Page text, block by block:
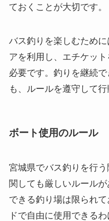
ておくことが大切です。
バス釣りを楽しむため
アを利用し、エチケッ
必要です。釣りを継続
も、ルールを遵守して行
ボート使用のルール
宮城県でバス釣りを行
関しても厳しいルール
できる釣り場は限られ
ドで自由に使用できる